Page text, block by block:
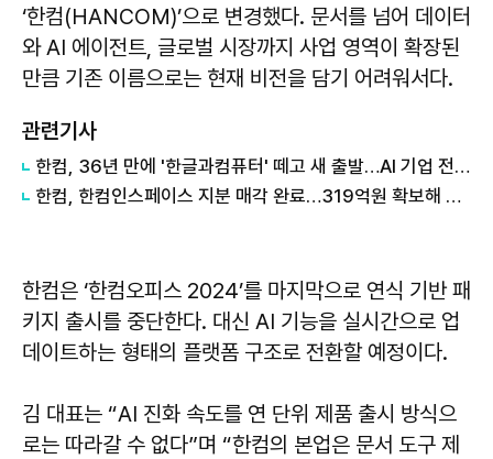
‘한컴(HANCOM)’으로 변경했다. 문서를 넘어 데이터
와 AI 에이전트, 글로벌 시장까지 사업 영역이 확장된
만큼 기존 이름으로는 현재 비전을 담기 어려워서다.
관련기사
한컴, 36년 만에 '한글과컴퓨터' 떼고 새 출발…AI 기업 전환 본격화
한컴, 한컴인스페이스 지분 매각 완료…319억원 확보해 글로벌 AI 투자
한컴은 ‘한컴오피스 2024’를 마지막으로 연식 기반 패
키지 출시를 중단한다. 대신 AI 기능을 실시간으로 업
데이트하는 형태의 플랫폼 구조로 전환할 예정이다.
김 대표는 “AI 진화 속도를 연 단위 제품 출시 방식으
로는 따라갈 수 없다”며 “한컴의 본업은 문서 도구 제